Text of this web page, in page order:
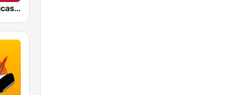
Baladas Clásicas y Viejitas Radio